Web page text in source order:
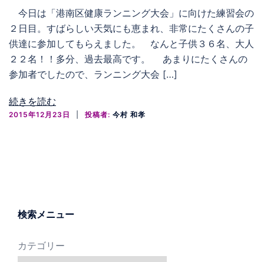
今日は「港南区健康ランニング大会」に向けた練習会の
２日目。すばらしい天気にも恵まれ、非常にたくさんの子
供達に参加してもらえました。 なんと子供３６名、大人
２２名！！多分、過去最高です。 あまりにたくさんの
参加者でしたので、ランニング大会 […]
続きを読む
2015年12月23日 投稿者: 今村 和孝
検索メニュー
カテゴリー